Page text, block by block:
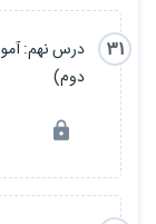
31
درس نهم:
دوم)